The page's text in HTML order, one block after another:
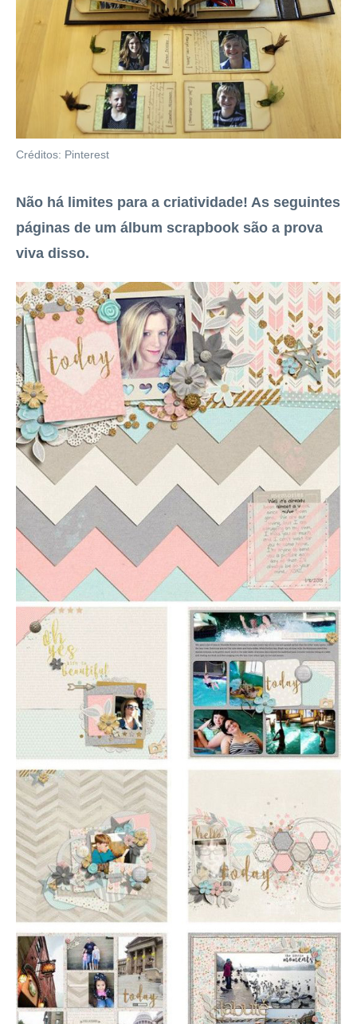
Créditos: Pinterest
Não há limites para a criatividade! As seguintes
páginas de um álbum scrapbook são a prova
viva disso.